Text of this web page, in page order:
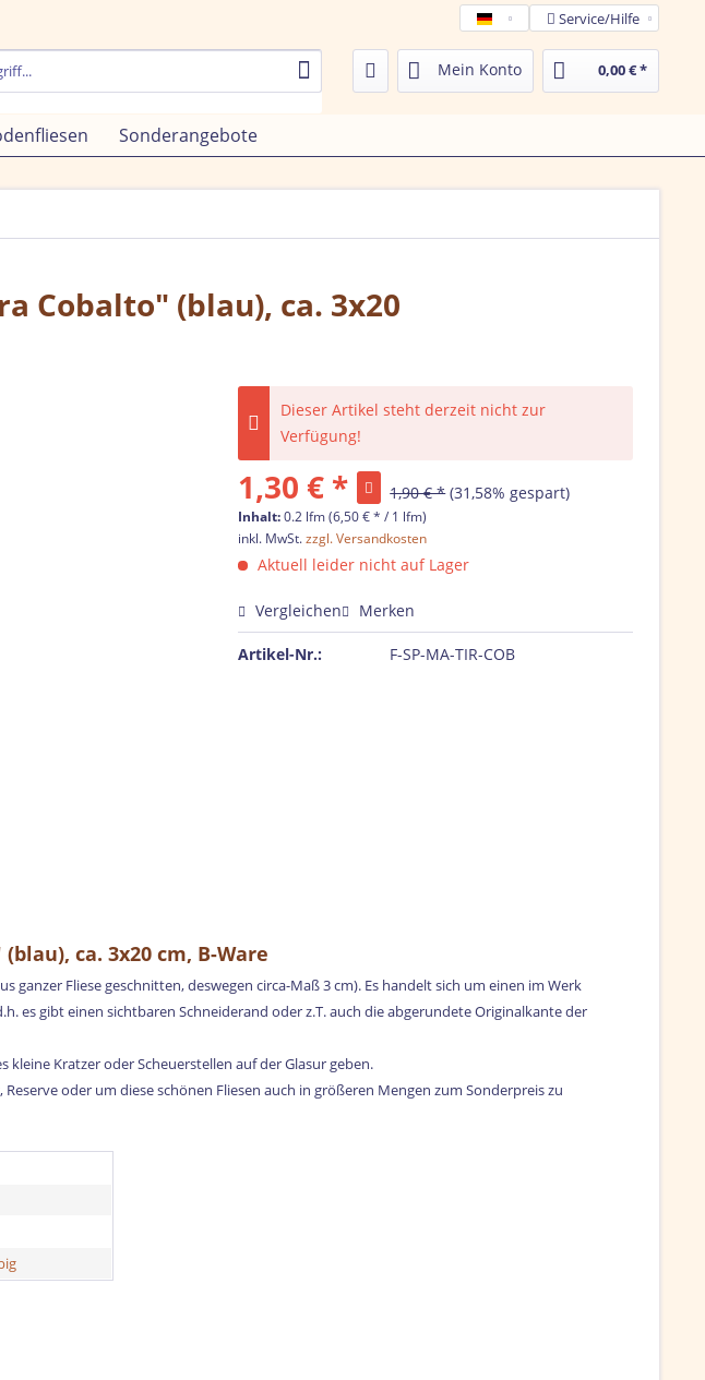
Tamega deService/Hilfe
Mein Konto 0,00 € *
Sonderangebote
Cobalto" (blau), ca. 3x20
Dieser Artikel steht derzeit nicht zur
Verfügung!
1,30 € * 1,90 € * (31,58% gespart)
Inhalt:0.2 lfm (6,50 € * / 1 lfm)
inkl. MwSt.zzgl. Versandkosten
Aktuell leider nicht auf Lager
Vergleichen Merken
Artikel-Nr.: F-SP-MA-TIR-COB
ca. 3x20 cm, B-Ware
ganzer Fliese geschnitten, deswegen circa-Maß 3 cm). Es handelt sich um einen im Werk
es gibt einen sichtbaren Schneiderand oder z.T. auch die abgerundete Originalkante der
kleine Kratzer oder Scheuerstellen auf der Glasur geben.
oder um diese schönen Fliesen auch in größeren Mengen zum Sonderpreis zu